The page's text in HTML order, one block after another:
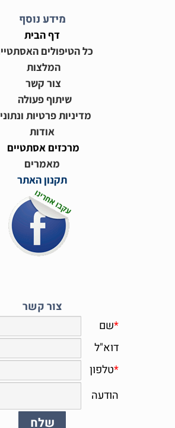
מידע נוסף
דף הבית
כל הטיפולים
המלצות
צור קשר
שיתוף פעולה
מדיניות פרטיות
אודות
מרכזים אסתטיים
מאמרים
תקנון האתר
צור קשר